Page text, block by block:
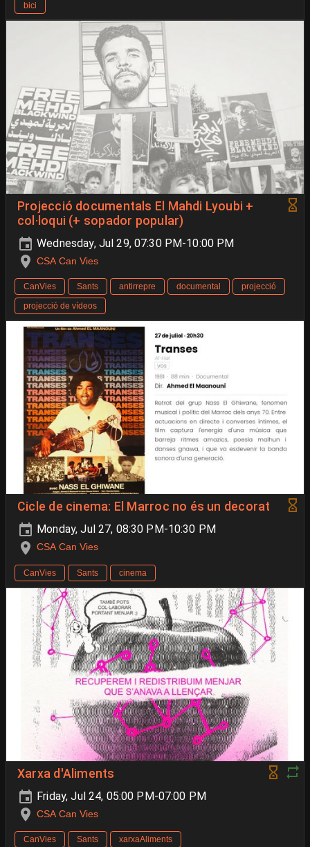
bici
Projecció documentals El Mahdi Lyoubi +
col·loqui (+ sopador popular)
Wednesday, Jul 29, 07:30 PM-10:00 PM
CSA Can Vies
CanVies Sants antirrepre documental
projecció
projecció de vídeos
Cicle de cinema: El Marroc no és un decorat
Monday, Jul 27, 08:30 PM-10:30 PM
CSA Can Vies
CanVies Sants cinema
Xarxa d'Aliments
Friday, Jul 24, 05:00 PM-07:00 PM
CSA Can Vies
CanVies Sants xarxaAliments